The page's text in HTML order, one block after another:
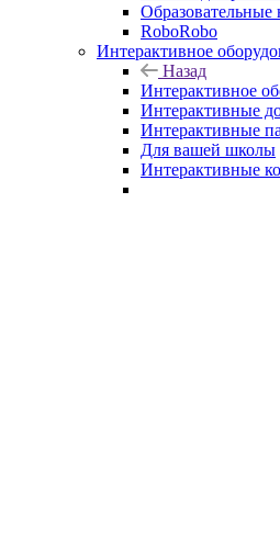
Образовательные
RoboRobo
Интерактивное
Назад
Интерактивное
Интерактивные
Интерактивные
Для вашей школы
Интерактивные